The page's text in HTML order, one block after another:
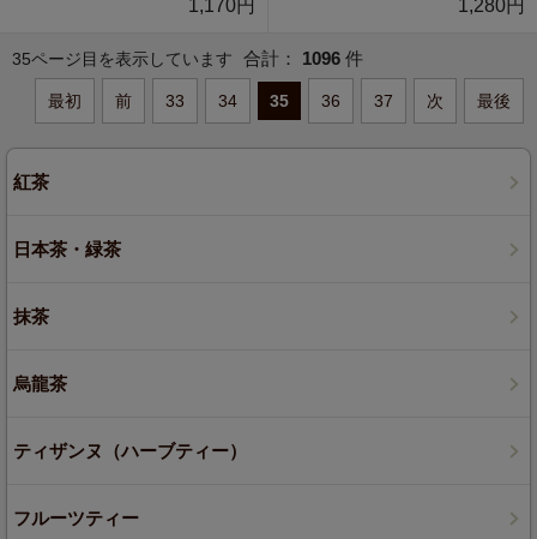
1,170円 1,280円
35ページ目を表示しています 合計： 1096 件
最初 前 33 34 35 36 37 次 最後
紅茶
日本茶・緑茶
抹茶
烏龍茶
ティザンヌ（ハーブティー）
フルーツティー